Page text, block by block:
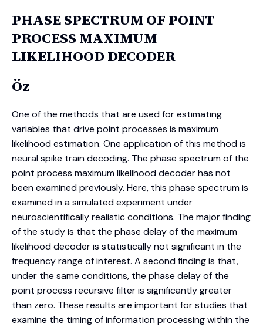
PHASE SPECTRUM OF POINT
PROCESS MAXIMUM
LIKELIHOOD DECODER
Öz
One of the methods that are used for estimating
variables that drive point processes is maximum
likelihood estimation. One application of this method is
neural spike train decoding. The phase spectrum of the
point process maximum likelihood decoder has not
been examined previously. Here, this phase spectrum is
examined in a simulated experiment under
neuroscientifically realistic conditions. The major finding
of the study is that the phase delay of the maximum
likelihood decoder is statistically not significant in the
frequency range of interest. A second finding is that,
under the same conditions, the phase delay of the
point process recursive filter is significantly greater
than zero. These results are important for studies that
examine the timing of information processing within the